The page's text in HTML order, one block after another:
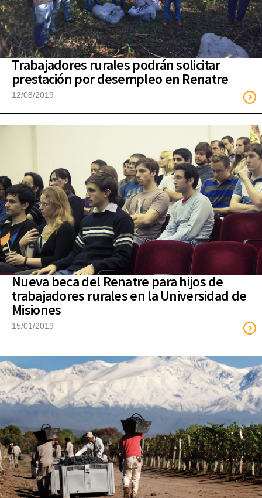
Trabajadores rurales podrán solicitar
prestación por desempleo en Renatre
12/08/2019
Nueva beca del Renatre para hijos de
trabajadores rurales en la Universidad de
Misiones
15/01/2019